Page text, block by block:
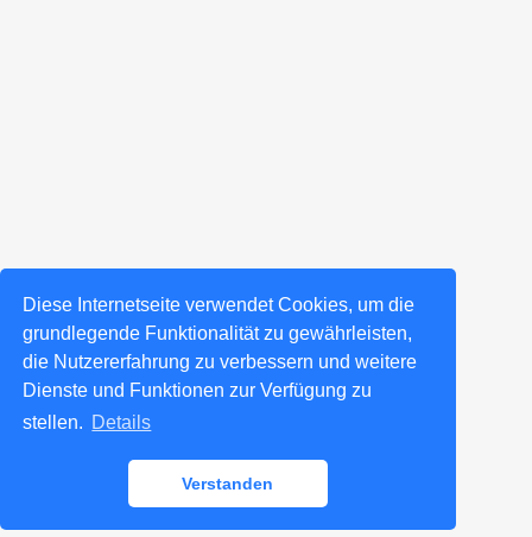
Diese Internetseite verwendet Cookies, um die
grundlegende Funktionalität zu gewährleisten,
die Nutzererfahrung zu verbessern und weitere
Dienste und Funktionen zur Verfügung zu
stellen. Details
Verstanden